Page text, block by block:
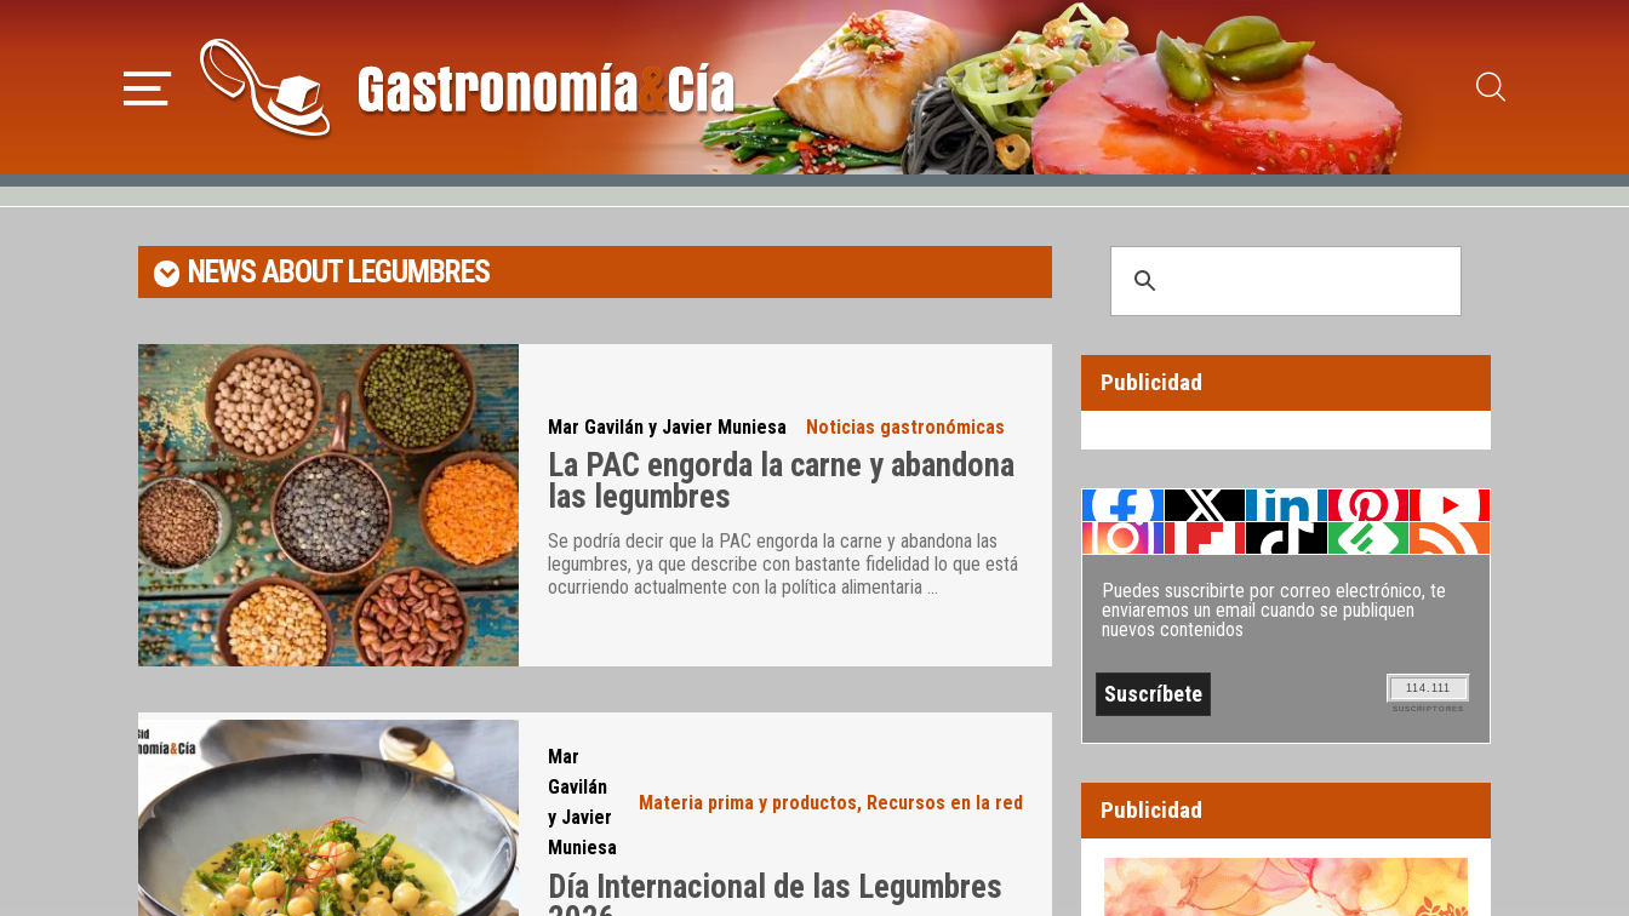
NEWS ABOUTLEGUMBRES
Mar Gavilán y Javier Muniesa Noticias gastronómicas
La PAC engorda la carne y abandona
las legumbres
Se podría decir que la PAC engorda la carne y abandona las
legumbres, ya que describe con bastante fidelidad lo que está
ocurriendo actualmente con la política alimentaria …
Mar
Gavilán
y Javier
Muniesa
Materia prima y productos, Recursos en la red
Día Internacional de las Legumbres
Publicidad
Puedes suscribirte por correo electrónico, te
enviaremos un email cuando se publiquen
nuevos contenidos
114.111
SUSCRIPTORES
Publicidad